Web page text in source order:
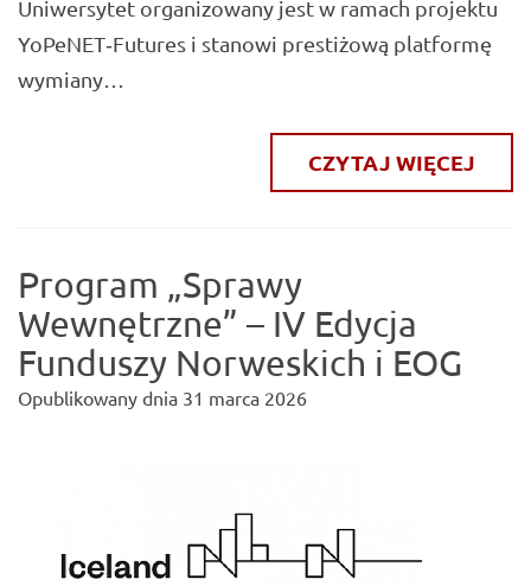
Uniwersytet organizowany jest w ramach projektu
YoPeNET‑Futures i stanowi prestiżową platformę
wymiany…
CZYTAJ WIĘCEJ
Program „Sprawy
Wewnętrzne” – IV Edycja
Funduszy Norweskich i EOG
Opublikowany dnia 31 marca 2026